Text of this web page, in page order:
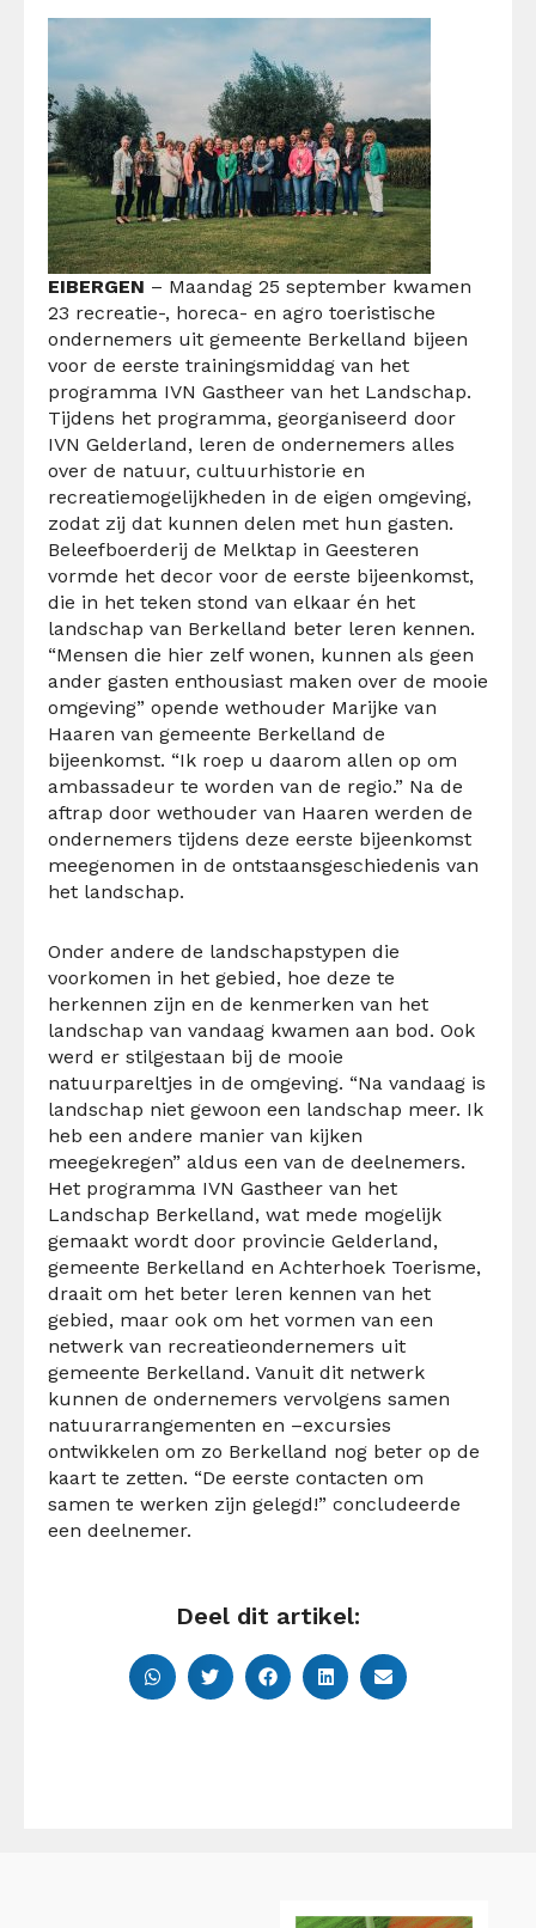
EIBERGEN – Maandag 25 september kwamen
23 recreatie-, horeca- en agro toeristische
ondernemers uit gemeente Berkelland bijeen
voor de eerste trainingsmiddag van het
programma IVN Gastheer van het Landschap.
Tijdens het programma, georganiseerd door
IVN Gelderland, leren de ondernemers alles
over de natuur, cultuurhistorie en
recreatiemogelijkheden in de eigen omgeving,
zodat zij dat kunnen delen met hun gasten.
Beleefboerderij de Melktap in Geesteren
vormde het decor voor de eerste bijeenkomst,
die in het teken stond van elkaar én het
landschap van Berkelland beter leren kennen.
“Mensen die hier zelf wonen, kunnen als geen
ander gasten enthousiast maken over de mooie
omgeving” opende wethouder Marijke van
Haaren van gemeente Berkelland de
bijeenkomst. “Ik roep u daarom allen op om
ambassadeur te worden van de regio.” Na de
aftrap door wethouder van Haaren werden de
ondernemers tijdens deze eerste bijeenkomst
meegenomen in de ontstaansgeschiedenis van
het landschap.
Onder andere de landschapstypen die
voorkomen in het gebied, hoe deze te
herkennen zijn en de kenmerken van het
landschap van vandaag kwamen aan bod. Ook
werd er stilgestaan bij de mooie
natuurpareltjes in de omgeving. “Na vandaag is
landschap niet gewoon een landschap meer. Ik
heb een andere manier van kijken
meegekregen” aldus een van de deelnemers.
Het programma IVN Gastheer van het
Landschap Berkelland, wat mede mogelijk
gemaakt wordt door provincie Gelderland,
gemeente Berkelland en Achterhoek Toerisme,
draait om het beter leren kennen van het
gebied, maar ook om het vormen van een
netwerk van recreatieondernemers uit
gemeente Berkelland. Vanuit dit netwerk
kunnen de ondernemers vervolgens samen
natuurarrangementen en –excursies
ontwikkelen om zo Berkelland nog beter op de
kaart te zetten. “De eerste contacten om
samen te werken zijn gelegd!” concludeerde
een deelnemer.
Deel dit artikel: